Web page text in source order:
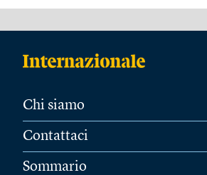
Chi siamo
Contattaci
Sommario